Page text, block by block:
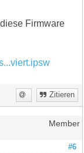
Firmware
Zitieren
Member
#6